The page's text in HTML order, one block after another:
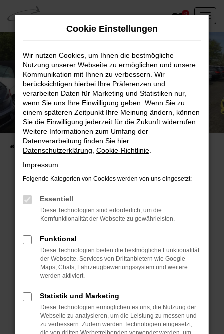
Zum
Hauptinhalt
springen
0
Unser Fahrzeugbestand vor Ort
Entdecken Sie unsere sofort verfügbaren
Fahrzeugangebote
Fehler: Network Error
Beim Laden ist ein Fehler aufgetreten.
Hier sind ein paar Tipps, die dir helfen können:
Überprüfe deine Firewall und deine
Internetverbindung.
Laden andere Webseiten, zum Beispiel deine
Suchmaschine?
Manche Erweiterungen, wie Werbeblocker,
können das Laden bestimmter Seiten
verhindern. Funktioniert die Seite in einem
Cookie Einstellungen
Wir nutzen Cookies, um Ihnen die bestmögliche
Nutzung unserer Webseite zu ermöglichen und unsere
Kommunikation mit Ihnen zu verbessern. Wir
berücksichtigen hierbei Ihre Präferenzen und
verarbeiten Daten für Marketing und Statistiken nur,
wenn Sie uns Ihre Einwilligung geben. Wenn Sie zu
einem späteren Zeitpunkt Ihre Meinung ändern, können
Sie die Einwilligung jederzeit für die Zukunft widerrufen.
Weitere Informationen zum Umfang der
Datenverarbeitung finden Sie hier:
Datenschutzerklärung Cookie-Richtlinie
Impressum
Folgende Kategorien von Cookies werden von uns eingesetzt:
Essentiell
Diese Technologien sind erforderlich, um die
Kernfunktionalität der Webseite zu gewährleisten.
Funktional
Diese Technologien bieten die bestmögliche Funktionalität
der Webseite. Services von Drittanbietern wie Google
Maps, Chats, Fahrzeugbewertungssystem und weitere
werden aktiviert.
Statistik und Marketing
Diese Technologien ermöglichen es uns, die Nutzung der
Webseite zu analysieren, um die Leistung zu messen und
zu verbessern. Zudem werden Technologien eingesetzt,